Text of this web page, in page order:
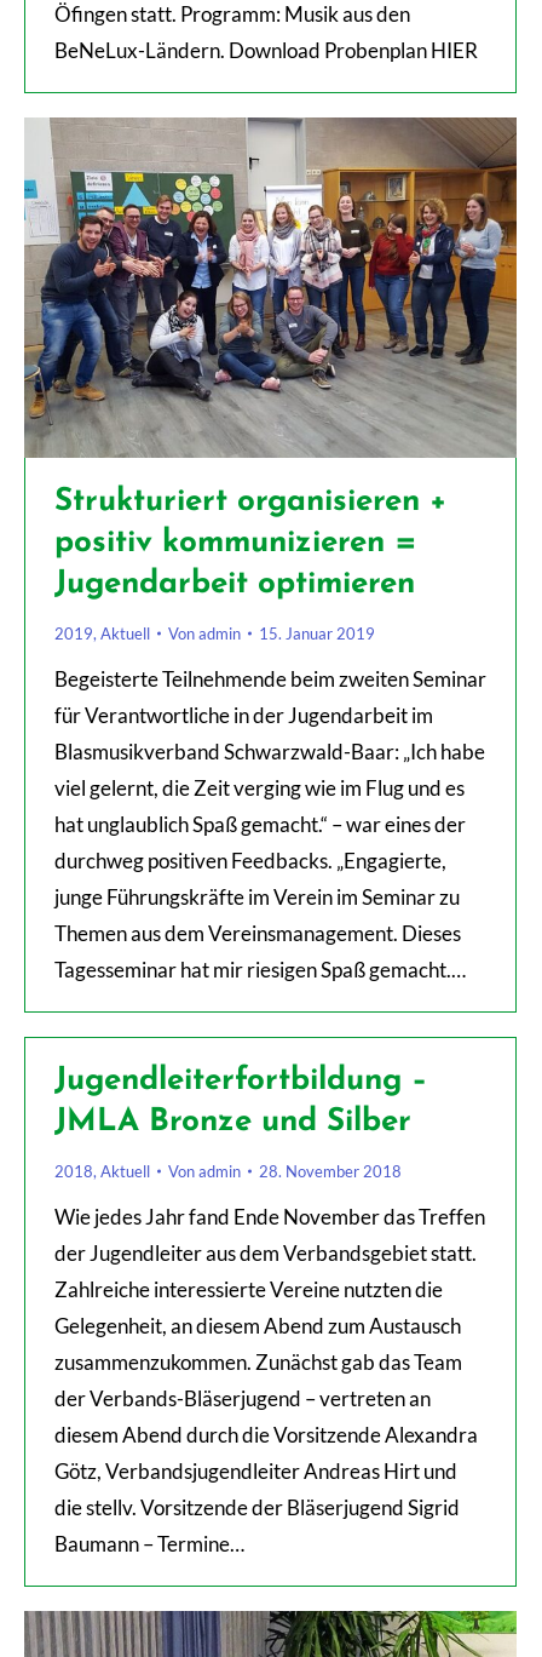
Öfingen statt. Programm: Musik aus den
BeNeLux-Ländern. Download Probenplan HIER
Strukturiert organisieren +
positiv kommunizieren =
Jugendarbeit optimieren
2019, Aktuell Vonadmin 15. Januar 2019
Begeisterte Teilnehmende beim zweiten Seminar
für Verantwortliche in der Jugendarbeit im
Blasmusikverband Schwarzwald-Baar: „Ich habe
viel gelernt, die Zeit verging wie im Flug und es
hat unglaublich Spaß gemacht.“ – war eines der
durchweg positiven Feedbacks. „Engagierte,
junge Führungskräfte im Verein im Seminar zu
Themen aus dem Vereinsmanagement. Dieses
Tagesseminar hat mir riesigen Spaß gemacht.…
Jugendleiterfortbildung –
JMLA Bronze und Silber
2018, Aktuell Vonadmin 28. November 2018
Wie jedes Jahr fand Ende November das Treffen
der Jugendleiter aus dem Verbandsgebiet statt.
Zahlreiche interessierte Vereine nutzten die
Gelegenheit, an diesem Abend zum Austausch
zusammenzukommen. Zunächst gab das Team
der Verbands-Bläserjugend – vertreten an
diesem Abend durch die Vorsitzende Alexandra
Götz, Verbandsjugendleiter Andreas Hirt und
die stellv. Vorsitzende der Bläserjugend Sigrid
Baumann – Termine…